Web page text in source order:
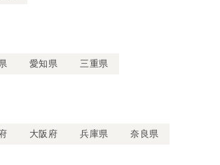
愛知県 三重県
大阪府 兵庫県
奈良県